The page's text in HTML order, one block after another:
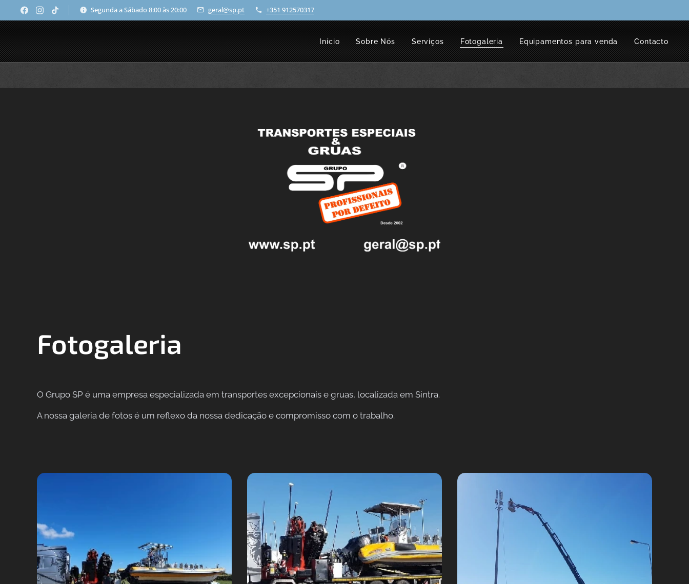
Segunda a Sábado 8:00 às 20:00 geral@sp.pt +351 912570317
Início Sobre Nós Serviços Fotogaleria Equipamentos para venda Contacto
Fotogaleria
O Grupo SP é uma empresa especializada em transportes excepcionais e gruas, localizada em Sintra.
A nossa galeria de fotos é um reflexo da nossa dedicação e compromisso com o trabalho.